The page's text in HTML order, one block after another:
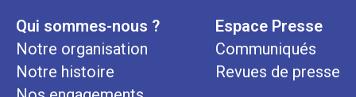
Qui sommes-nous ?
Notre organisation
Notre histoire
Espace Presse
Communiqués
Revues de presse